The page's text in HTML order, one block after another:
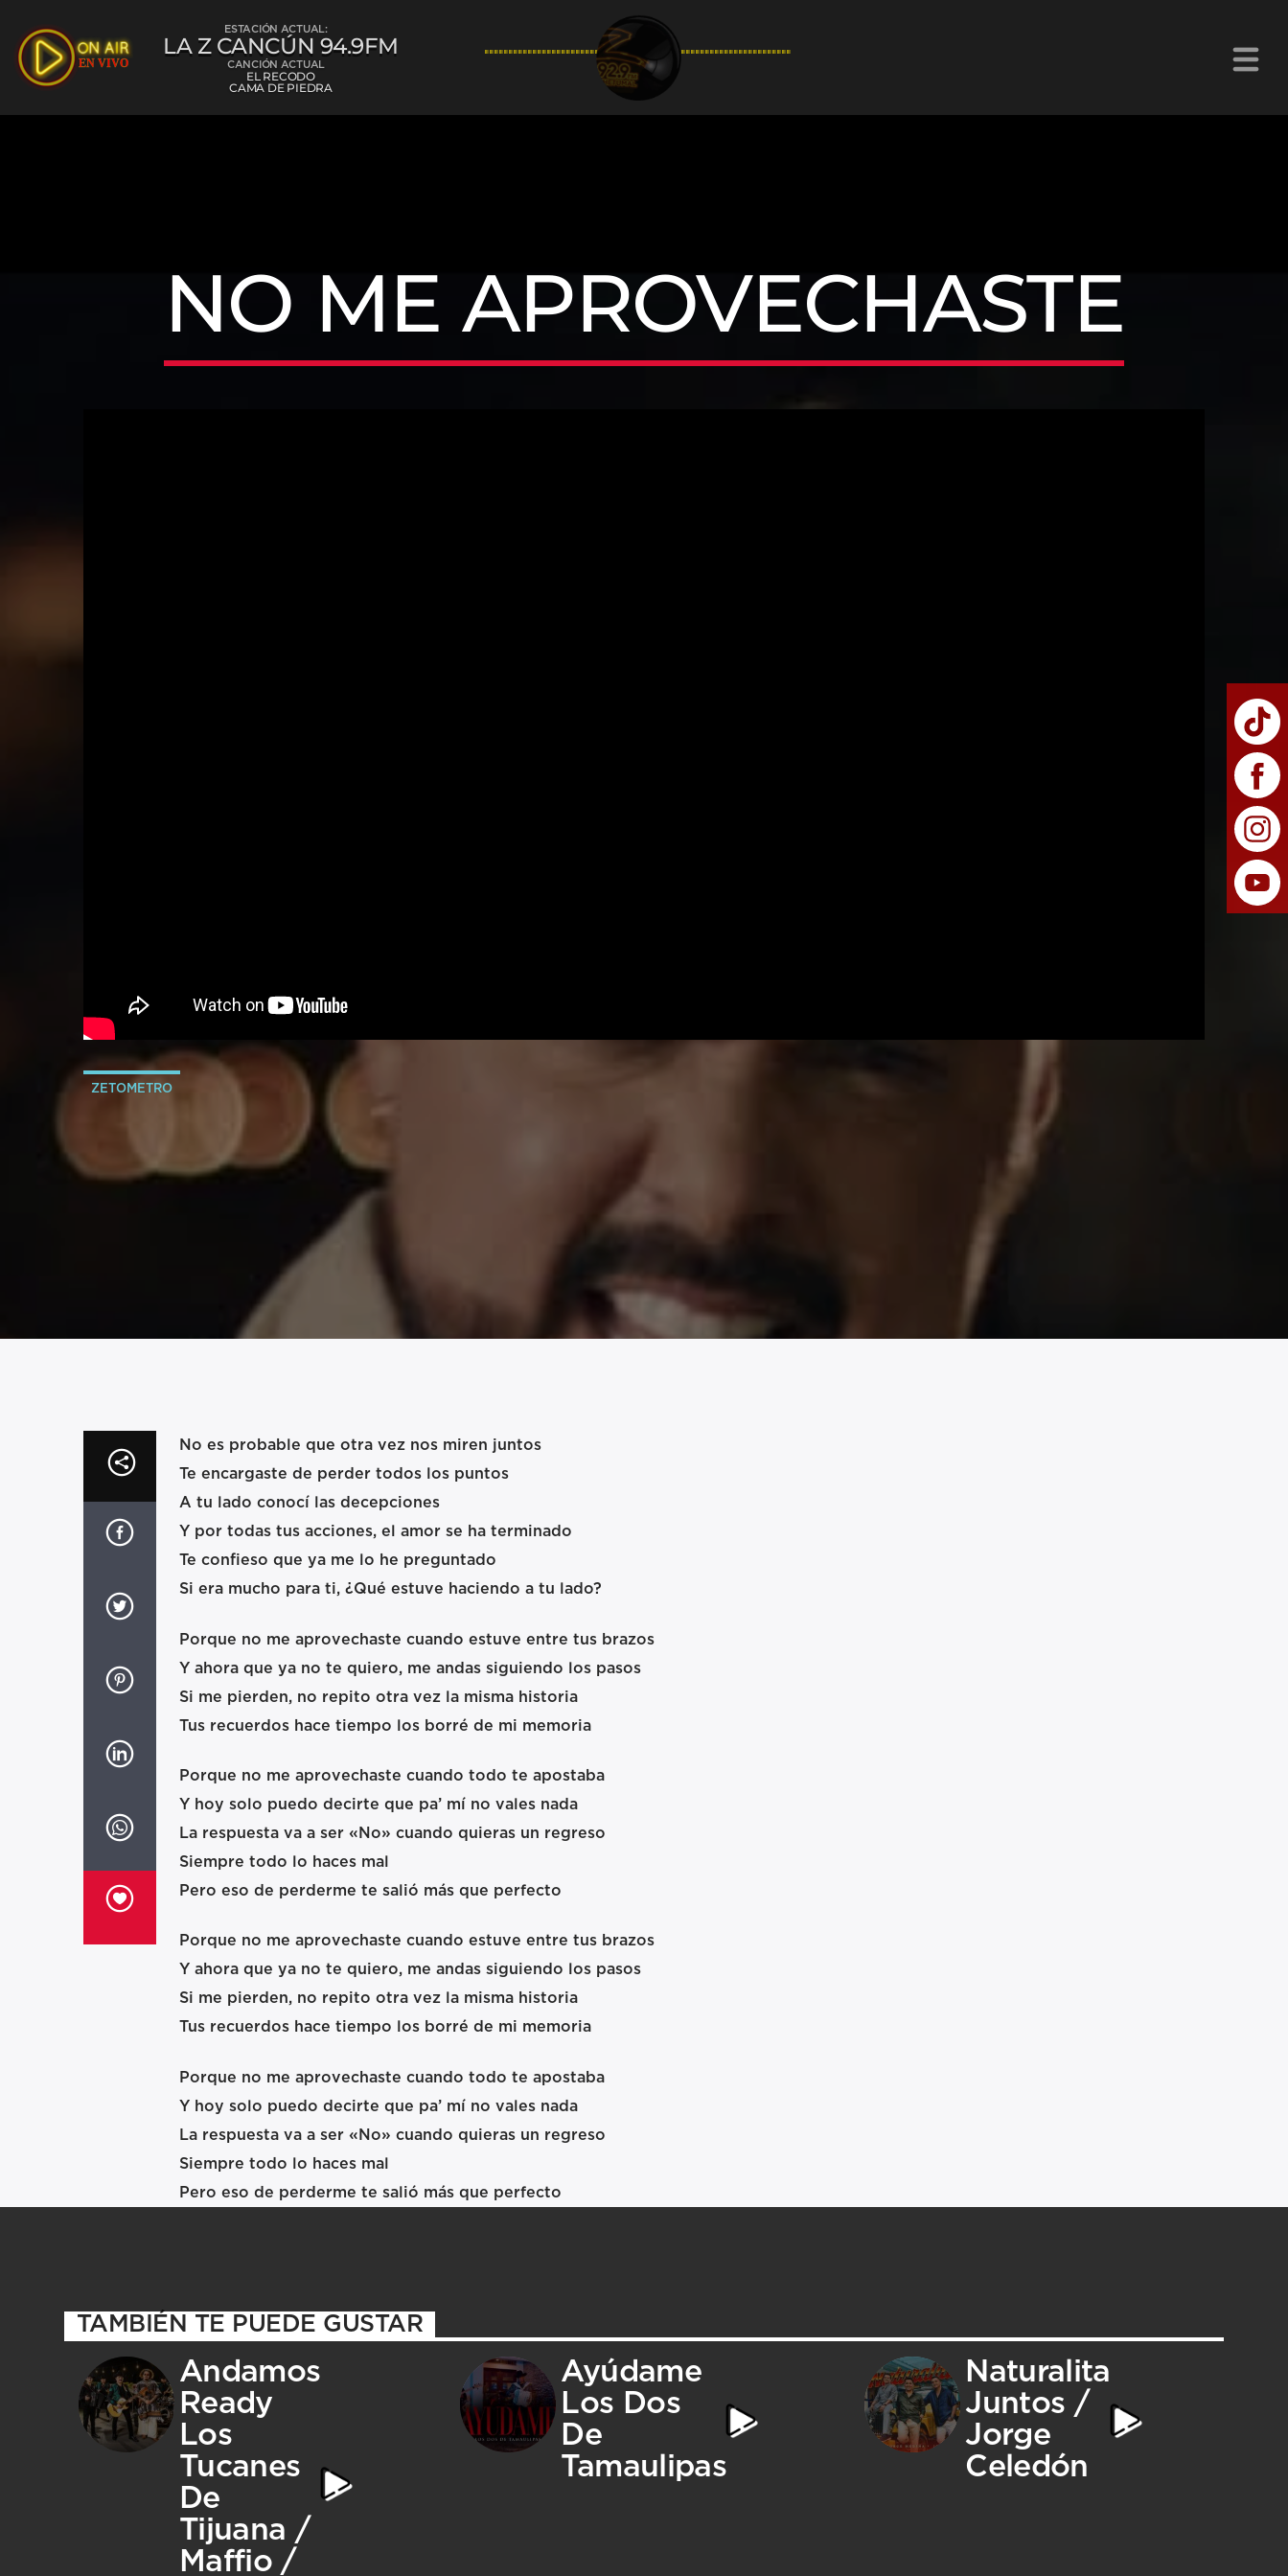
ESTACIÓN ACTUAL:
LA Z CANCÚN 94.9FM
CANCIÓN ACTUAL
EL RECODO
CAMA DE PIEDRA
NO ME APROVECHASTE
ZETOMETRO
No es probable que otra vez nos miren juntos
Te encargaste de perder todos los puntos
A tu lado conocí las decepciones
Y por todas tus acciones, el amor se ha terminado
Te confieso que ya me lo he preguntado
Si era mucho para ti, ¿Qué estuve haciendo a tu lado?
Porque no me aprovechaste cuando estuve entre tus brazos
Y ahora que ya no te quiero, me andas siguiendo los pasos
Si me pierden, no repito otra vez la misma historia
Tus recuerdos hace tiempo los borré de mi memoria
Porque no me aprovechaste cuando todo te apostaba
Y hoy solo puedo decirte que pa’ mí no vales nada
La respuesta va a ser «No» cuando quieras un regreso
Siempre todo lo haces mal
Pero eso de perderme te salió más que perfecto
Porque no me aprovechaste cuando estuve entre tus brazos
Y ahora que ya no te quiero, me andas siguiendo los pasos
Si me pierden, no repito otra vez la misma historia
Tus recuerdos hace tiempo los borré de mi memoria
Porque no me aprovechaste cuando todo te apostaba
Y hoy solo puedo decirte que pa’ mí no vales nada
La respuesta va a ser «No» cuando quieras un regreso
Siempre todo lo haces mal
Pero eso de perderme te salió más que perfecto
TAMBIÉN TE PUEDE GUSTAR
Andamos
Ready
Los
Tucanes
De
Tijuana /
Maffio /
Ayúdame
Los Dos
De
Tamaulipas
Naturalita
Juntos /
Jorge
Celedón